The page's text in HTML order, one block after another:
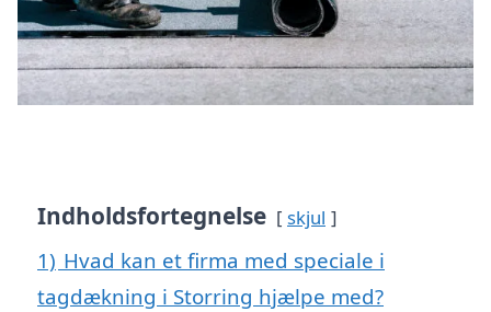
Indholdsfortegnelse skjul
1) Hvad kan et firma med speciale i
tagdækning i Storring hjælpe med?